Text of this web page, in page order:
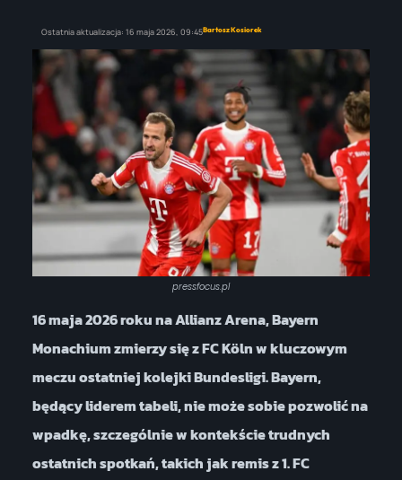
Ostatnia aktualizacja: 16 maja 2026, 09:45Bartosz Kosiorek
pressfocus.pl
16 maja 2026 roku na Allianz Arena, Bayern
Monachium zmierzy się z FC Köln w kluczowym
meczu ostatniej kolejki Bundesligi. Bayern,
będący liderem tabeli, nie może sobie pozwolić na
wpadkę, szczególnie w kontekście trudnych
ostatnich spotkań, takich jak remis z 1. FC